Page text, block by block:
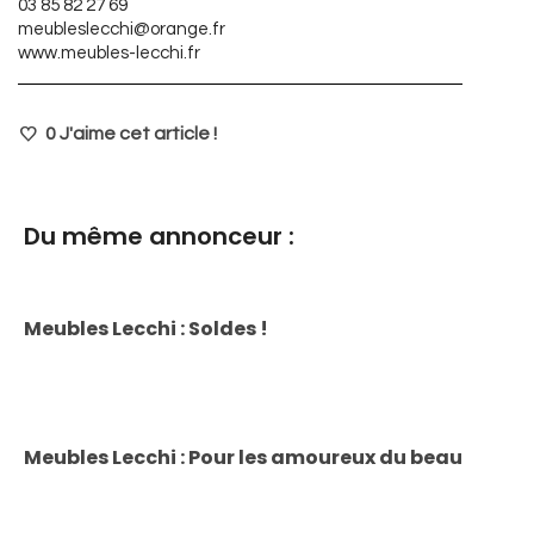
03 85 82 27 69
meubleslecchi@orange.fr
www.meubles-lecchi.fr
0J'aime cet article !
Du même annonceur :
Meubles Lecchi : Soldes !
Meubles Lecchi : Pour les amoureux du beau